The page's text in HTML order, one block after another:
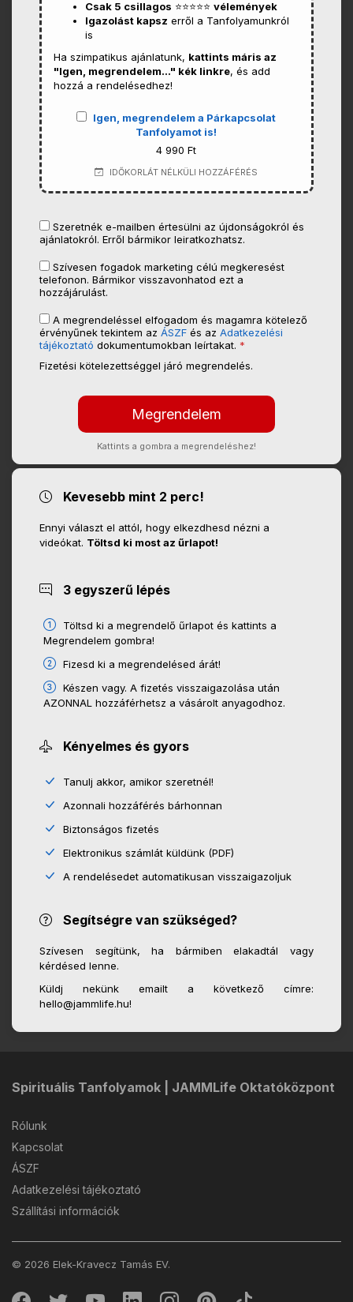
Csak 5 csillagos ⭐⭐⭐⭐⭐vélemények
Igazolást kapsz erről a Tanfolyamunkról
is
Ha szimpatikus ajánlatunk, kattints máris az
"Igen, megrendelem..." kék linkre, és add
hozzá a rendelésedhez!
Igen, megrendelem a Párkapcsolat
Tanfolyamot is!
4 990 Ft
IDŐKORLÁT NÉLKÜLI HOZZÁFÉRÉS
Szeretnék e-mailben értesülni az újdonságokról és
ajánlatokról. Erről bármikor leiratkozhatsz.
Szívesen fogadok marketing célú megkeresést
telefonon. Bármikor visszavonhatod ezt a
hozzájárulást.
A megrendeléssel elfogadom és magamra kötelező
érvényűnek tekintem azÁSZF és azAdatkezelési
tájékoztató dokumentumokban leírtakat. *
Fizetési kötelezettséggel járó megrendelés.
Kattints a gombra a megrendeléshez!
Kevesebb mint 2 perc!
Ennyi választ el attól, hogy elkezdhesd nézni a
videókat. Töltsd ki most az űrlapot!
3 egyszerű lépés
Töltsd ki a megrendelő űrlapot és kattints a
Megrendelem gombra!
Fizesd ki a megrendelésed árát!
Készen vagy. A fizetés visszaigazolása után
AZONNAL hozzáférhetsz a vásárolt anyagodhoz.
Kényelmes és gyors
Tanulj akkor, amikor szeretnél!
Azonnali hozzáférés bárhonnan
Biztonságos fizetés
Elektronikus számlát küldünk (PDF)
A rendelésedet automatikusan visszaigazoljuk
Segítségre van szükséged?
Szívesen segítünk, ha bármiben elakadtál vagy
kérdésed lenne.
Küldj nekünk emailt a következő címre:
hello@jammlife.hu!
Spirituális Tanfolyamok | JAMMLife Oktatóközpont
Rólunk
Kapcsolat
ÁSZF
Adatkezelési tájékoztató
Szállítási információk
© 2026 Elek-Kravecz Tamás EV.